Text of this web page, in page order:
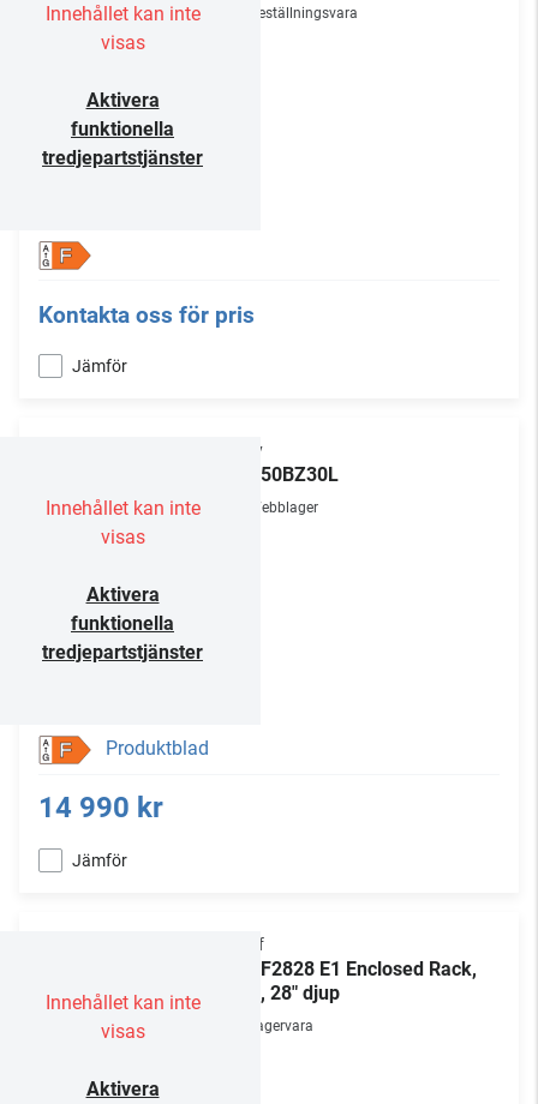
Innehållet kan inte
visas
Aktivera
funktionella
tredjepartstjänster
Beställningsvara
F
Kontakta oss för pris
Jämför
Innehållet kan inte
visas
Aktivera
funktionella
tredjepartstjänster
Sony
FW-50BZ30L
Webblager
F Produktblad
14 990 kr
Jämför
Innehållet kan inte
visas
Aktivera
Chief
NE1F2828 E1 Enclosed Rack,
28U, 28" djup
Lagervara